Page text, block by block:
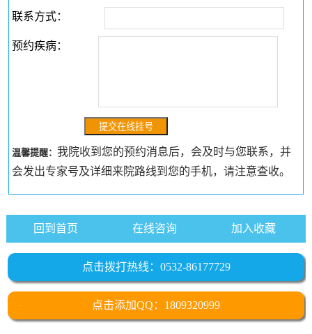
联系方式：
预约疾病：
温馨提醒：我院收到您的预约消息后，会及时与您联系，并
会发出专家号及详细来院路线到您的手机，请注意查收。
回到首页 在线咨询 加入收藏
点击拨打热线：0532-86177729
点击添加QQ：1809320999